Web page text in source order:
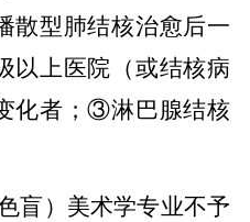
散型肺结核治愈后一
以上医院（或结核病
化者；③淋巴腺结核
盲）美术学专业不予